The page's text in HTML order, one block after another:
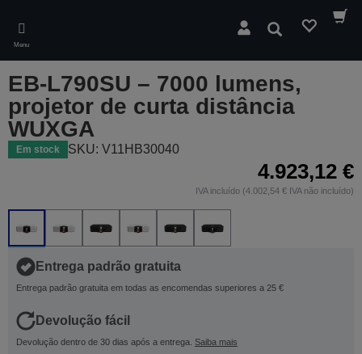
main
content
Menu
Pesquisar
EB-L790SU – 7000 lumens,
projetor de curta distância
WUXGA
Em stock SKU: V11HB30040
4.923,12 €
IVA incluído (4.002,54 € IVA não incluído)
Entrega padrão gratuita
Entrega padrão gratuita em todas as encomendas superiores a 25 €
Devolução fácil
Devolução dentro de 30 dias após a entrega. Saiba mais